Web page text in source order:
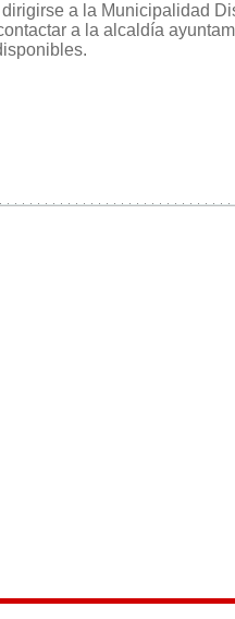
a la Municipalidad
a la alcaldía